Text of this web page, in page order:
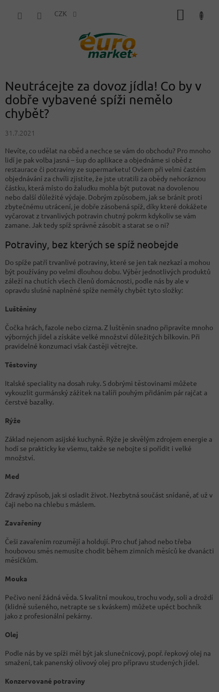
CZK
Neutrácejte za dovoz jídla! Co by v
dobře vybavené spíži nemělo
chybět?
31.7.2021
Nevíte, co udělat na oběd a nechce se vám do obchodu? Pro mnoho
lidí je pak volba jasná – šup do aplikace a objednáme si oběd z
restaurace či potraviny ze supermarketu! Ovšem při velmi častém
objednávání za chvíli zjistíte, že jste utratili za obědy nehoráznou
částku, která místo do žaludku mohla být putovat na dovolenou
nebo další důležité výdaje. Dobrým způsobem, jak se bránit proti
zbytečnému utrácení, je dobře zásobená spíž, díky které dokážete
vyčarovat z trvanlivých potravin chutný pokrm kdykoliv se vám
zamane. Jak tedy spíž správně zásobit a starat se o ni?
Potraviny, bez kterých se spíž neobejde
Do spíže patří trvanlivé potraviny, které se jen tak nezkazí a mohou
být používány po velmi dlouhou dobu. Výběr jednotlivých produktů
záleží na chutích všech členů domácnosti, podle nás by ale v
opravdu slušně naplněné spíže neměly chybět tyto složky:
Luštěniny
Čočka hrách, fazole nebo cizrna. Z luštěnin snadno připravíte mnoho
výborných jídel a získáte velké množství důležitých bílkovin. Při
pravidelné konzumaci však častěji větrejte.
Těstoviny
Italské speciality na dosah ruky. S dobrými těstovinami můžete
vykouzlit gurmánský zážitek na talíři pouhým přidáním pár rajčat a
čerstvé bazalky.
Rýže
Základ nejenom asijské kuchyně. Rýže je skvělým zdrojem energie a
hodí se prakticky ke všemu, takže se nebojte si pořídit i velké
množství.
Med
Zdravý způsob, jak si osladit život. Nezbytná součást snídaně, ať už v
čaji nebo na chlebu s máslem.
Zavařeniny
Češi zavařením rozumějí a holdují. Pro chuť jahod nebo třeba
houbovou směs nemusíte chodit během zimních měsíců ke dvanácti
měsíčkům.
Mouka
Pečivo není žádná věda. S kvalitní moukou, trochu vody, soli a droždí
(klidně sušeného, netrapte se s kváskem) můžete upéct bochník
jako z profesionální pekárny.
Olej
Podle nás by ve spíži měl být jak slunečnicový, popř. řepkový olej na
smažení, tak panenský olivový olej pro přípravu studených jídel.
Konzervované potraviny